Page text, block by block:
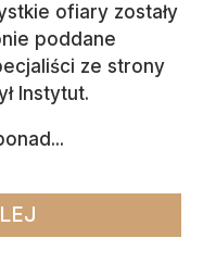
ofiary zostały
poddane
ze strony
Instytut.